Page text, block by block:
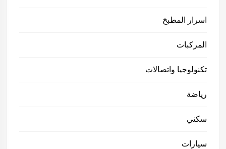
اسرار المطبخ
المركبات
تكنولوجيا واتصالات
رياضة
سكني
سيارات